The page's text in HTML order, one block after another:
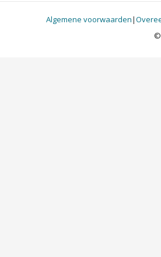
Algemene voorwaarden|
©